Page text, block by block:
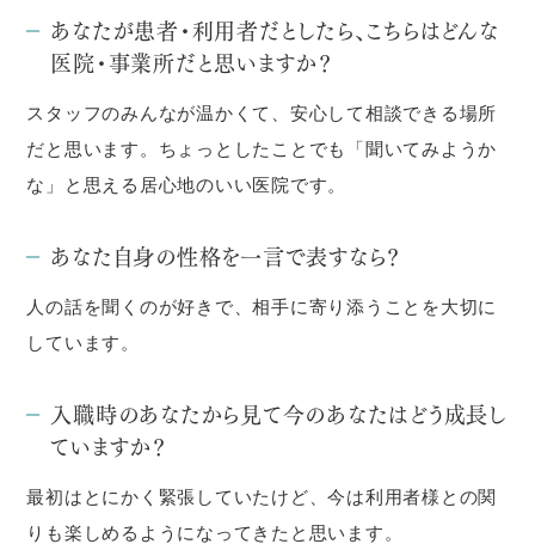
あなたが患者・利用者だとしたら、こちらはどんな
医院・事業所だと思いますか？
スタッフのみんなが温かくて、安心して相談できる場所
だと思います。ちょっとしたことでも「聞いてみようか
な」と思える居心地のいい医院です。
あなた自身の性格を一言で表すなら？
人の話を聞くのが好きで、相手に寄り添うことを大切に
しています。
入職時のあなたから見て今のあなたはどう成長し
ていますか？
最初はとにかく緊張していたけど、今は利用者様との関
りも楽しめるようになってきたと思います。